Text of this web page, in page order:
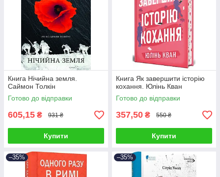
Книга Нічийна земля.
Саймон Толкін
Готово до відправки
605,15 ₴ 931 ₴
Купити
Книга Як завершити історію
кохання. Юлінь Кван
Готово до відправки
357,50 ₴ 550 ₴
Купити
–35% –35%